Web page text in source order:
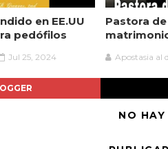
en EE.UU
pedófilos
Jul 25, 2024
Pastora
Apostasia al
NO